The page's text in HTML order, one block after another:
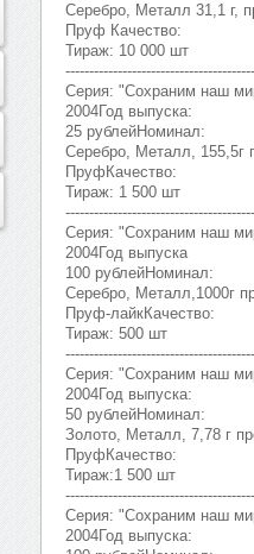
Серебро, Металл 31,1 г,
Пруф Качество:
Тираж: 10 000 шт
Серия: "Сохраним наш
2004Год выпуска:
25 рублейНоминал:
Серебро, Металл, 155,5г
ПруфКачество:
Тираж: 1 500 шт
Серия: "Сохраним наш
2004Год выпуска
100 рублейНоминал:
Серебро, Металл,1000г
Пруф-лайкКачество:
Тираж: 500 шт
Серия: "Сохраним наш
2004Год выпуска:
50 рублейНоминал:
Золото, Металл, 7,78 г
ПруфКачество:
Тираж:1 500 шт
Серия: "Сохраним наш
2004Год выпуска: